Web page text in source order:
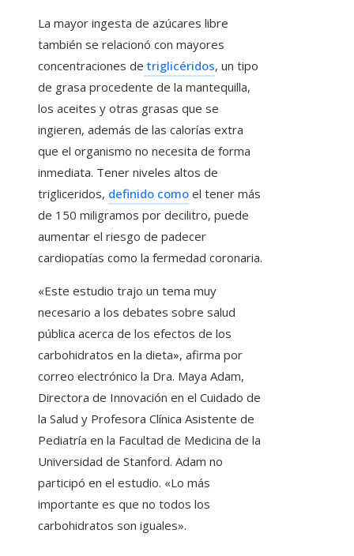
La mayor ingesta de azúcares libre
también se relacionó con mayores
concentraciones de triglicéridos, un tipo
de grasa procedente de la mantequilla,
los aceites y otras grasas que se
ingieren, además de las calorías extra
que el organismo no necesita de forma
inmediata. Tener niveles altos de
trigliceridos, definido como el tener más
de 150 miligramos por decilitro, puede
aumentar el riesgo de padecer
cardiopatías como la fermedad coronaria.
«Este estudio trajo un tema muy
necesario a los debates sobre salud
pública acerca de los efectos de los
carbohidratos en la dieta», afirma por
correo electrónico la Dra. Maya Adam,
Directora de Innovación en el Cuidado de
la Salud y Profesora Clínica Asistente de
Pediatría en la Facultad de Medicina de la
Universidad de Stanford. Adam no
participó en el estudio. «Lo más
importante es que no todos los
carbohidratos son iguales».